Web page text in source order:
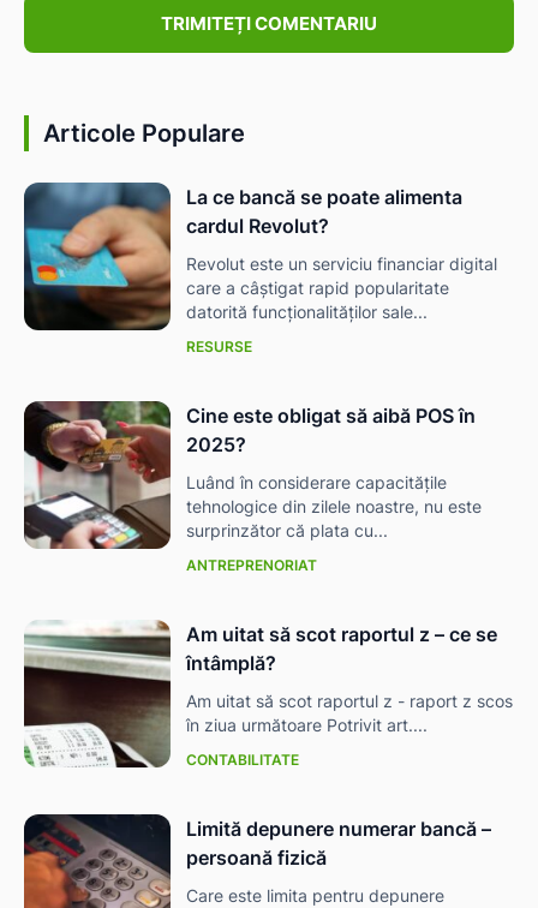
Articole Populare
La ce bancă se poate alimenta
cardul Revolut?
Revolut este un serviciu financiar digital
care a câștigat rapid popularitate
datorită funcționalităților sale...
RESURSE
Cine este obligat să aibă POS în
2025?
Luând în considerare capacitățile
tehnologice din zilele noastre, nu este
surprinzător că plata cu...
ANTREPRENORIAT
Am uitat să scot raportul z – ce se
întâmplă?
Am uitat să scot raportul z - raport z scos
în ziua următoare Potrivit art....
CONTABILITATE
Limită depunere numerar bancă –
persoană fizică
Care este limita pentru depunere